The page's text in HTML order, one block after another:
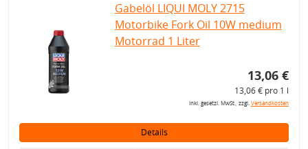
Gabelöl LIQUI MOLY 2715
Motorbike Fork Oil 10W medium
Motorrad 1 Liter
13,06 €
13,06 € pro 1 l
inkl. gesetzl. MwSt., zzgl.Versandkosten
Details